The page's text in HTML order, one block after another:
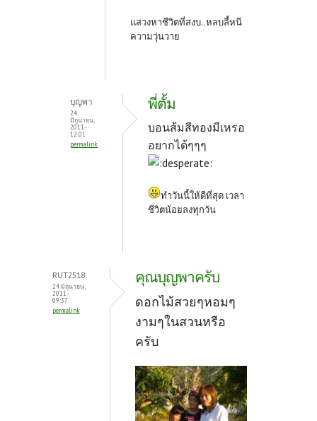
แสวงหาชีวิตที่สงบ..หลบลี้หนี
ความวุ่นวาย
บุญพา
24
มิถุนายน,
2011 -
12:01
permalink
พี่ตั้ม
บอนส้มสีทองมีเหรอ
อยากได้ๆๆๆ
ทำวันนี้ให้ดีที่สุด เวลา
ชีวิตน้อยลงทุกวัน
RUT2518
24 มิถุนายน,
2011 -
09:37
permalink
คุณบุญพาครับ
ดอกไม้สวยๆหอมๆ
งามๆในสวนหรือ
ครับ